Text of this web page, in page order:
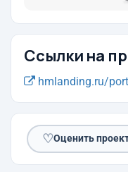
Ссылки на
hmlanding.ru/
♡Оценить